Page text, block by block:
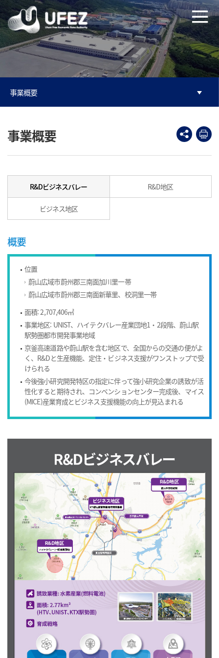
본문으로 바로가기
주메뉴 바로가기
事業概要
事業概要
R&Dビジネスバレー R&D地区
ビジネス地区
概要
位置
蔚山広域市蔚州郡三南面加川里一帯
蔚山広域市蔚州郡三南面新華里、校洞里一帯
面積: 2,707,406㎡
事業地区: UNIST、ハイテクバレー産業団地1・2段階、蔚山駅
駅勢圏都市開発事業地域
京釜高速道路や蔚山駅を含む地区で、全国からの交通の便がよ
く、R&Dと生産機能、定住・ビジネス支援がワンストップで受
けられる
今後強小研究開発特区の指定に伴って強小研究企業の誘致が活
性化すると期待され、コンベンションセンター完成後、マイス
(MICE)産業育成とビジネス支援機能の向上が見込まれる